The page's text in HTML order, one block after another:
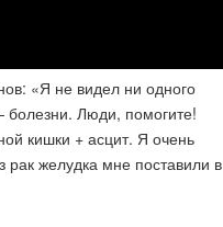
«Я не видел ни одного
болезни. Люди, помогите!
кишки + асцит. Я очень
желудка мне поставили в